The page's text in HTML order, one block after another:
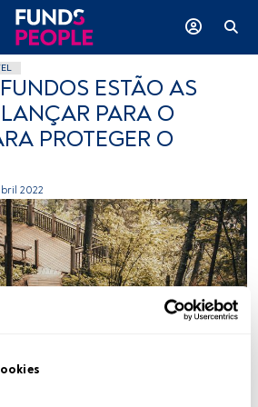
ESTÃO AS
PARA O
PROTEGER O
2022